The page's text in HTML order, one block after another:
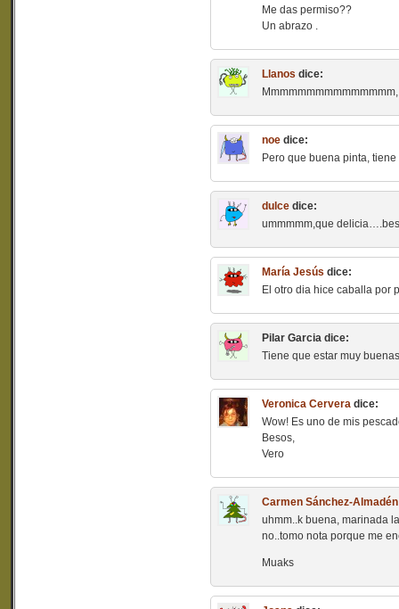
Me das permiso??
Un abrazo .
Llanos dice:
noe dice:
Pero que buena pinta,
dulce dice:
ummmmm,que
María Jesús dice:
El otro dia hice caballa
Pilar Garcia dice:
Tiene que estar muy
Veronica Cervera dice:
Wow! Es uno de mis
Besos,
Vero
Carmen Sánchez-Almadén
uhmm..k buena, marinada
no..tomo nota porque me
Muaks